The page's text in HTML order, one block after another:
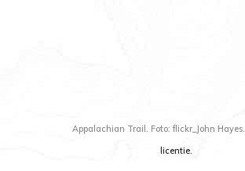
Appalachian Trail. Foto: flickr_John Hayes.
licentie.